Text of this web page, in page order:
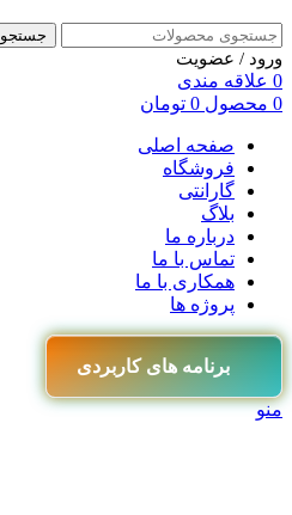
جستجو
ورود / عضویت
0 علاقه مندی
0 محصول 0 تومان
صفحه اصلی
فروشگاه
گارانتی
بلاگ
درباره ما
تماس با ما
همکاری با ما
پروژه ها
برنامه های کاربردی
منو